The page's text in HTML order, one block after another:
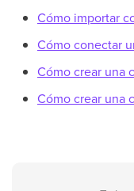
Cómo importar
Cómo conectar
Cómo crear una
Cómo crear una